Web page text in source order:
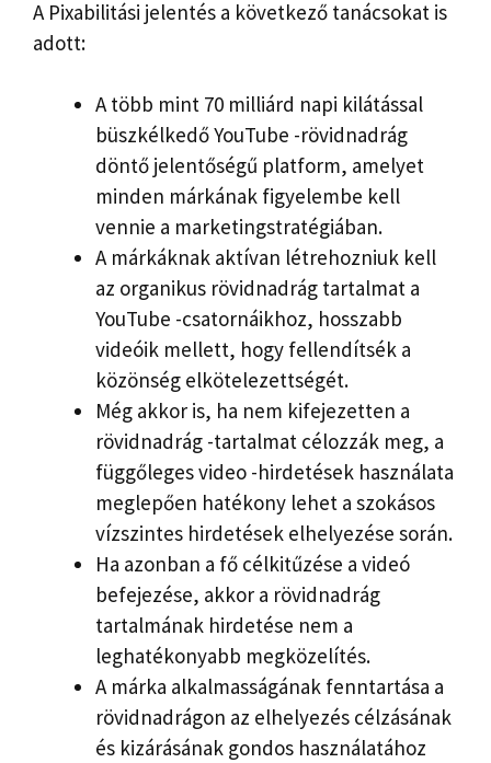
A Pixabilitási jelentés a következő tanácsokat is
adott:
A több mint 70 milliárd napi kilátással
büszkélkedő YouTube -rövidnadrág
döntő jelentőségű platform, amelyet
minden márkának figyelembe kell
vennie a marketingstratégiában.
A márkáknak aktívan létrehozniuk kell
az organikus rövidnadrág tartalmat a
YouTube -csatornáikhoz, hosszabb
videóik mellett, hogy fellendítsék a
közönség elkötelezettségét.
Még akkor is, ha nem kifejezetten a
rövidnadrág -tartalmat célozzák meg, a
függőleges video -hirdetések használata
meglepően hatékony lehet a szokásos
vízszintes hirdetések elhelyezése során.
Ha azonban a fő célkitűzése a videó
befejezése, akkor a rövidnadrág
tartalmának hirdetése nem a
leghatékonyabb megközelítés.
A márka alkalmasságának fenntartása a
rövidnadrágon az elhelyezés célzásának
és kizárásának gondos használatához